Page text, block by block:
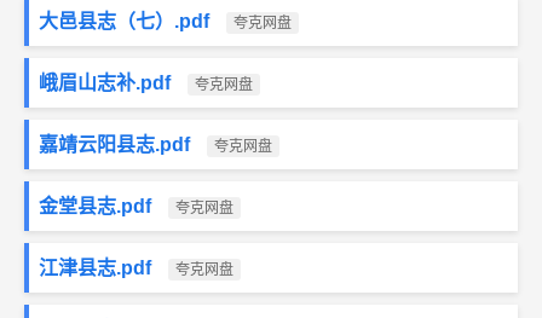
大邑县志（七）.pdf 夸克网盘
峨眉山志补.pdf 夸克网盘
嘉靖云阳县志.pdf 夸克网盘
金堂县志.pdf 夸克网盘
江津县志.pdf 夸克网盘